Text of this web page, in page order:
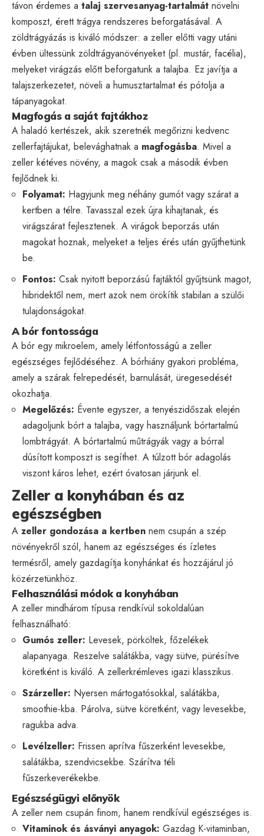
távon érdemes a talaj szervesanyag-tartalmát növelni
komposzt, érett trágya rendszeres beforgatásával. A
zöldtrágyázás is kiváló módszer: a zeller előtti vagy utáni
évben ültessünk zöldtrágyanövényeket (pl. mustár, facélia),
melyeket virágzás előtt beforgatunk a talajba. Ez javítja a
talajszerkezetet, növeli a humusztartalmat és pótolja a
tápanyagokat.
Magfogás a saját fajtákhoz
A haladó kertészek, akik szeretnék megőrizni kedvenc
zellerfajtájukat, belevághatnak a magfogásba. Mivel a
zeller kétéves növény, a magok csak a második évben
fejlődnek ki.
Folyamat: Hagyjunk meg néhány gumót vagy szárat a
kertben a télre. Tavasszal ezek újra kihajtanak, és
virágszárat fejlesztenek. A virágok beporzás után
magokat hoznak, melyeket a teljes érés után gyűjthetünk
be.
Fontos: Csak nyitott beporzású fajtáktól gyűjtsünk magot,
hibridektől nem, mert azok nem örökítik stabilan a szülői
tulajdonságokat.
A bór fontossága
A bór egy mikroelem, amely létfontosságú a zeller
egészséges fejlődéséhez. A bórhiány gyakori probléma,
amely a szárak felrepedését, barnulását, üregesedését
okozhatja.
Megelőzés: Évente egyszer, a tenyészidőszak elején
adagoljunk bórt a talajba, vagy használjunk bórtartalmú
lombtrágyát. A bórtartalmú műtrágyák vagy a bórral
dúsított komposzt is segíthet. A túlzott bór adagolás
viszont káros lehet, ezért óvatosan járjunk el.
Zeller a konyhában és az
egészségben
A zeller gondozása a kertben nem csupán a szép
növényekről szól, hanem az egészséges és ízletes
termésről, amely gazdagítja konyhánkat és hozzájárul jó
közérzetünkhöz.
Felhasználási módok a konyhában
A zeller mindhárom típusa rendkívül sokoldalúan
felhasználható:
Gumós zeller: Levesek, pörköltek, főzelékek
alapanyaga. Reszelve salátákba, vagy sütve, pürésítve
köretként is kiváló. A zellerkrémleves igazi klasszikus.
Szárzeller: Nyersen mártogatósokkal, salátákba,
smoothie-kba. Párolva, sütve köretként, vagy levesekbe,
ragukba adva.
Levélzeller: Frissen aprítva fűszerként levesekbe,
salátákba, szendvicsekbe. Szárítva téli
fűszerkeverékekbe.
Egészségügyi előnyök
A zeller nem csupán finom, hanem rendkívül egészséges is.
Vitaminok és ásványi anyagok: Gazdag K-vitaminban,